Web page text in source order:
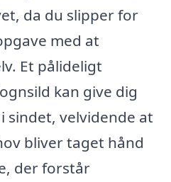
da du slipper for
med at
Et pålideligt
kan give dig
sindet, velvidende at
bliver taget hånd
der forstår